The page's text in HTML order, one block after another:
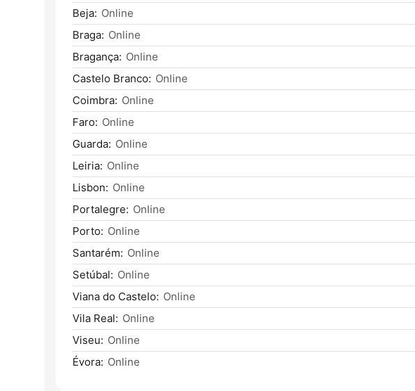
Beja: Online
Braga: Online
Bragança: Online
Castelo Branco: Online
Coimbra: Online
Faro: Online
Guarda: Online
Leiria: Online
Lisbon: Online
Portalegre: Online
Porto: Online
Santarém: Online
Setúbal: Online
Viana do Castelo: Online
Vila Real: Online
Viseu: Online
Évora: Online